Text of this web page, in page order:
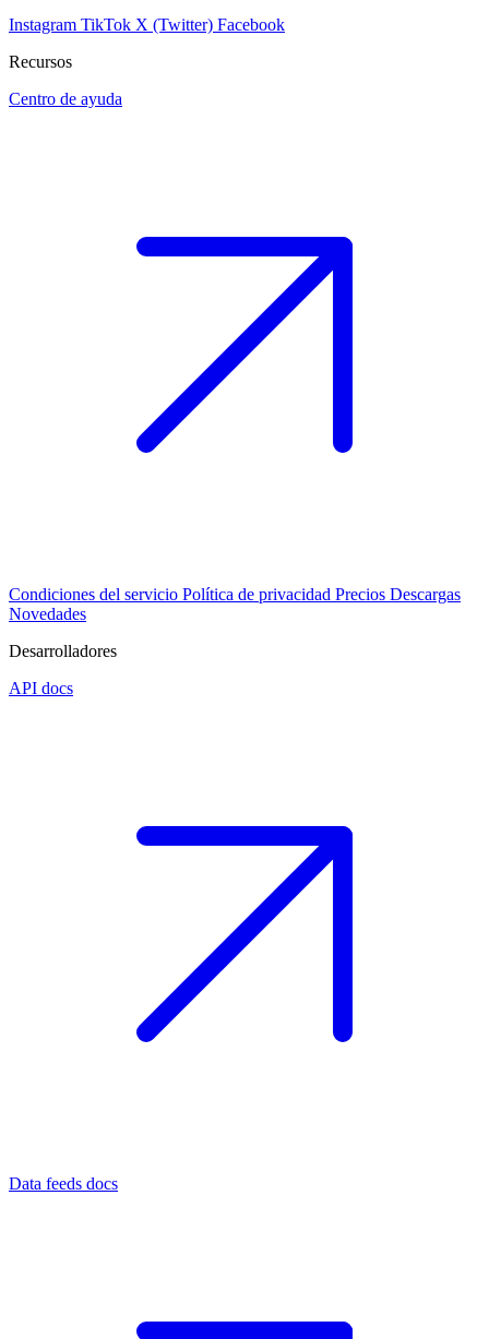
Instagram TikTok X (Twitter) Facebook
Recursos
Centro de ayuda
Condiciones del servicio Política de privacidad Precios Descargas
Novedades
Desarrolladores
API docs
Data feeds docs